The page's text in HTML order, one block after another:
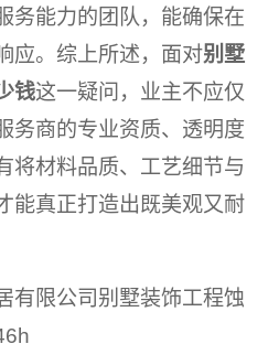
务能力的团队，能确保在
应。综上所述，面对别墅
钱这一疑问，业主不应仅
务商的专业资质、透明度
将材料品质、工艺细节与
能真正打造出既美观又耐
有限公司别墅装饰工程蚀